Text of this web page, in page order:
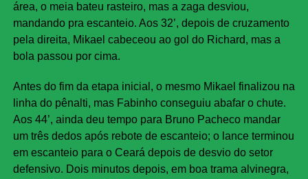
área, o meia bateu rasteiro, mas a zaga desviou,
mandando pra escanteio. Aos 32’, depois de cruzamento
pela direita, Mikael cabeceou ao gol do Richard, mas a
bola passou por cima.
Antes do fim da etapa inicial, o mesmo Mikael finalizou na
linha do pênalti, mas Fabinho conseguiu abafar o chute.
Aos 44’, ainda deu tempo para Bruno Pacheco mandar
um três dedos após rebote de escanteio; o lance terminou
em escanteio para o Ceará depois de desvio do setor
defensivo. Dois minutos depois, em boa trama alvinegra,